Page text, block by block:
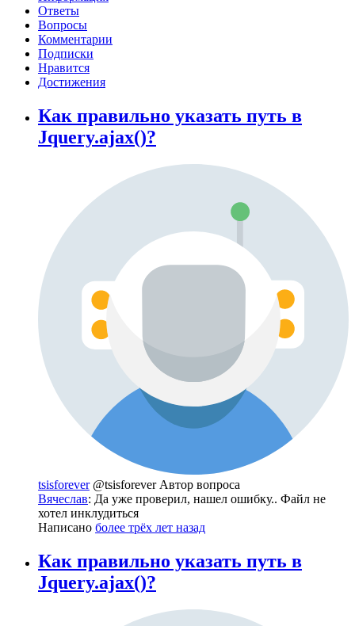
Ответы
Вопросы
Комментарии
Подписки
Нравится
Достижения
Как правильно указать путь в
Jquery.ajax()?
tsisforever @tsisforever Автор вопроса
Вячеслав: Да уже проверил, нашел ошибку.. Файл не
хотел инклудиться
Написано более трёх лет назад
Как правильно указать путь в
Jquery.ajax()?